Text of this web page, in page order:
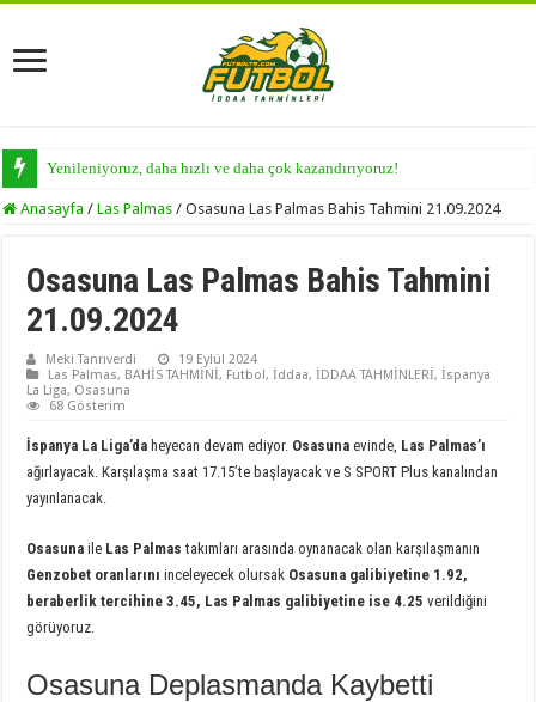
Yenileniyoruz, daha hızlı ve daha çok kazandırıyoruz!
Anasayfa / Las Palmas / Osasuna Las Palmas Bahis Tahmini 21.09.2024
Osasuna Las Palmas Bahis Tahmini
21.09.2024
Meki Tanrıverdi
19 Eylül 2024
Las Palmas, BAHİS TAHMİNİ, Futbol,İddaa,İDDAA TAHMİNLERİ,İspanya
La Liga, Osasuna
68 Gösterim
İspanya La Liga’da heyecan devam ediyor. Osasuna evinde, Las Palmas’ı
ağırlayacak. Karşılaşma saat 17.15’te başlayacak ve S SPORT Plus kanalından
yayınlanacak.
Osasuna ile Las Palmas takımları arasında oynanacak olan karşılaşmanın
Genzobet oranlarını inceleyecek olursak Osasuna galibiyetine 1.92,
beraberlik tercihine 3.45, Las Palmas galibiyetine ise 4.25verildiğini
görüyoruz.
Osasuna Deplasmanda Kaybetti